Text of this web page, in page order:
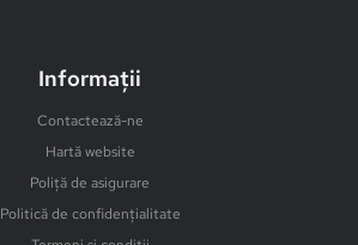
Informații
Contactează-ne
Hartă website
Poliță de asigurare
Politică de confidențialitate